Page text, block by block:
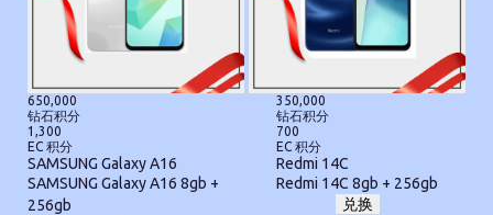
650,000
钻石积分
1,300
EC 积分
SAMSUNG Galaxy A16
SAMSUNG Galaxy A16 8gb +
256gb
350,000
钻石积分
700
EC 积分
Redmi 14C
Redmi 14C 8gb + 256gb
兑换